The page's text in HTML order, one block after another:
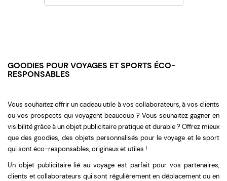
GOODIES POUR VOYAGES ET SPORTS ÉCO-
RESPONSABLES
Vous souhaitez offrir un cadeau utile à vos collaborateurs, à vos clients
ou vos prospects qui voyagent beaucoup ? Vous souhaitez gagner en
visibilité grâce à un objet publicitaire pratique et durable ? Offrez mieux
que des goodies, des objets personnalisés pour le voyage et le sport
qui sont éco-responsables, originaux et utiles !
Un objet publicitaire lié au voyage est parfait pour vos partenaires,
clients et collaborateurs qui sont régulièrement en déplacement ou en